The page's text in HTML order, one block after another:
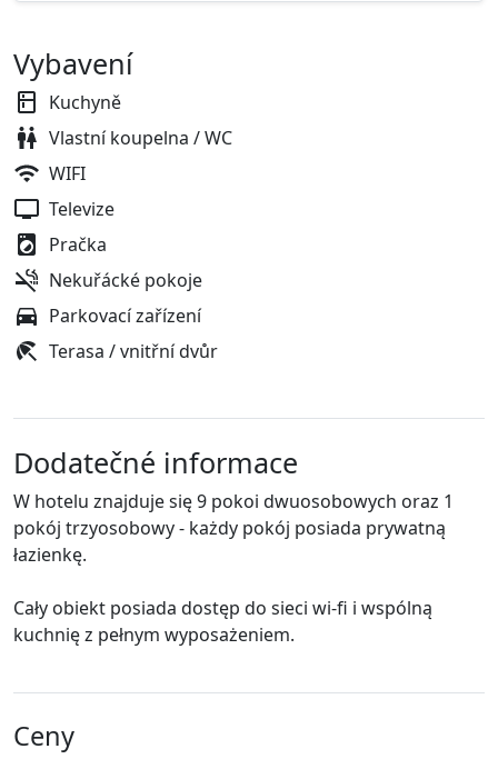
Vybavení
Kuchyně
Vlastní koupelna / WC
WIFI
Televize
Pračka
Nekuřácké pokoje
Parkovací zařízení
Terasa / vnitřní dvůr
Dodatečné informace
W hotelu znajduje się 9 pokoi dwuosobowych oraz 1
pokój trzyosobowy - każdy pokój posiada prywatną
łazienkę.
Cały obiekt posiada dostęp do sieci wi-fi i wspólną
kuchnię z pełnym wyposażeniem.
Ceny